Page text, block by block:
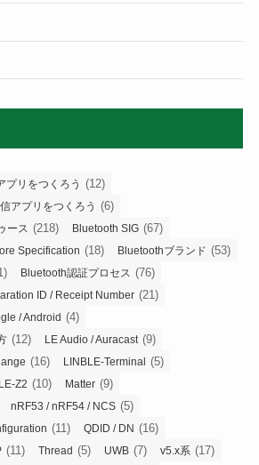
プリをつくろう (12)
アプリをつくろう (6)
ース (218) Bluetooth SIG (67)
Specification (18) Bluetoothブランド (53)
Bluetooth認証プロセス (76)
ID / Receipt Number (21)
/ Android (4)
(12) LE Audio / Auracast(9)
(16) LINBLE-Terminal (5)
Z2 (10) Matter (9)
nRF53 / nRF54 / NCS (5)
(11) QDID / DN (16)
(11) Thread (5) UWB (7) v5.x系 (17)